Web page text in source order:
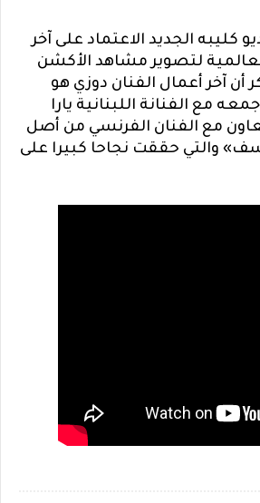
كليبه الجديد الاعتماد على آخر
لتصوير مشاهد الأكشن
أن آخر أعمال الفنان دوزي هو
مع الفنانة اللبنانية يارا
مع الفنان الفرنسي من أصل
والتي حققت نجاحا كبيرا على